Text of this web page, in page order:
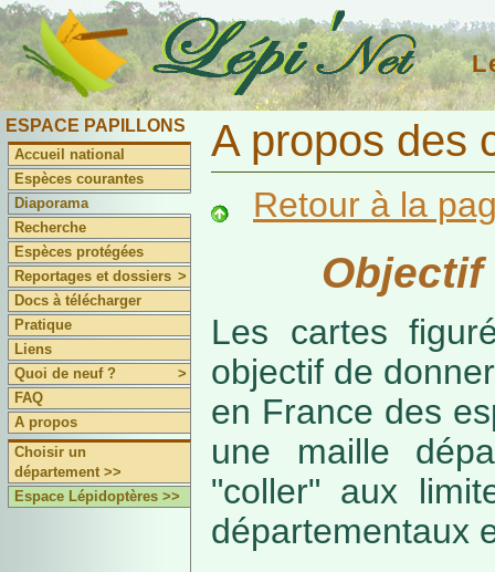
ESPACE PAPILLONS
Accueil national
Espèces courantes
Diaporama
Recherche
Espèces protégées
Reportages et dossiers >
Docs à télécharger
Pratique
Liens
Quoi de neuf ?
>
FAQ
A propos
Choisir un
département >>
Espace Lépidoptères >>
A propos des
Retour à la
Objectif
Les cartes
objectif de
en France des
une maille
"coller" aux
départementaux